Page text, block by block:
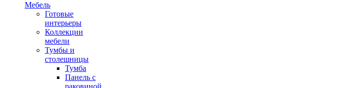
Мебель
Готовые
интерьеры
Коллекции
мебели
Тумбы и
столешницы
Тумба
Панель с